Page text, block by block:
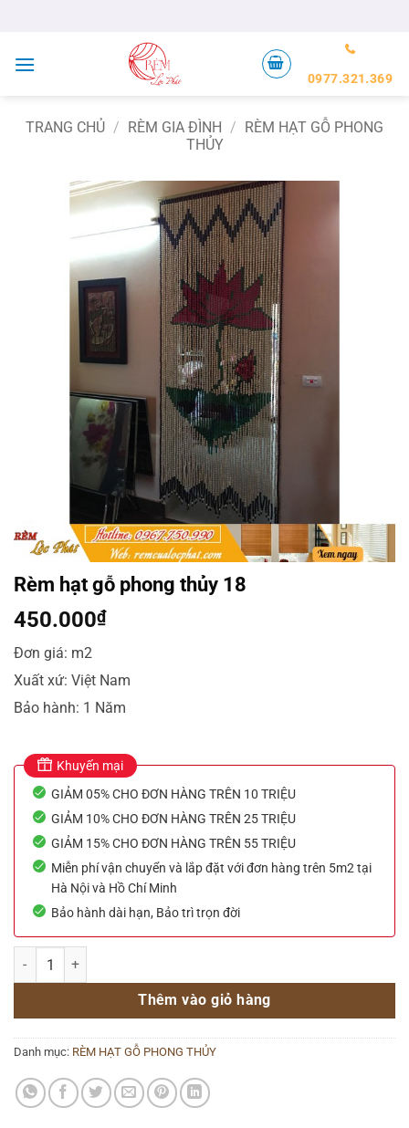
nội
0977.321.369
TRANG CHỦ / RÈM GIA ĐÌNH / RÈM HẠT GỖ PHONG
THỦY
Rèm hạt gỗ phong thủy 18
450.000₫
Đơn giá: m2
Xuất xứ: Việt Nam
Bảo hành: 1 Năm
Khuyến mại
GIẢM 05% CHO ĐƠN HÀNG TRÊN 10 TRIỆU
GIẢM 10% CHO ĐƠN HÀNG TRÊN 25 TRIỆU
GIẢM 15% CHO ĐƠN HÀNG TRÊN 55 TRIỆU
Miễn phí vận chuyển và lắp đặt với đơn hàng trên 5m2 tại
Hà Nội và Hồ Chí Minh
Bảo hành dài hạn, Bảo trì trọn đời
Rèm hạt gỗ phong thủy 18 số lượng
Thêm vào giỏ hàng
Danh mục: RÈM HẠT GỖ PHONG THỦY